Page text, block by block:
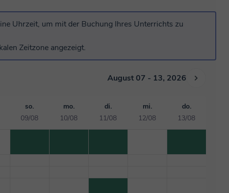
Uhrzeit, um mit der Buchung Ihres Unterrichts zu
Zeitzone angezeigt.
August 07 - 13, 2026
so.
09/08
mo.
10/08
di.
11/08
mi.
12/08
do.
13/08